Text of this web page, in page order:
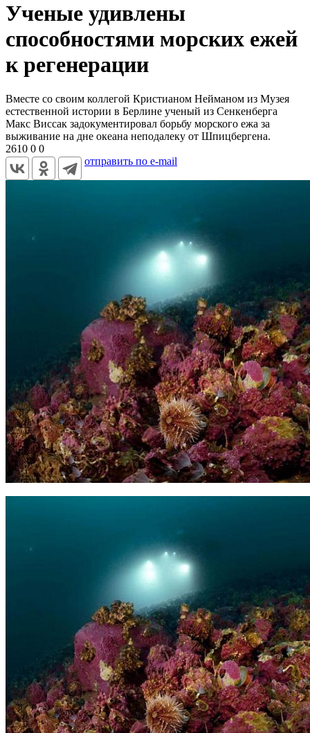
Ученые удивлены
способностями морских ежей
к регенерации
Вместе со своим коллегой Кристианом Нейманом из Музея
естественной истории в Берлине ученый из Сенкенберга
Макс Виссак задокументировал борьбу морского ежа за
выживание на дне океана неподалеку от Шпицбергена.
2610 0 0
отправить по e-mail